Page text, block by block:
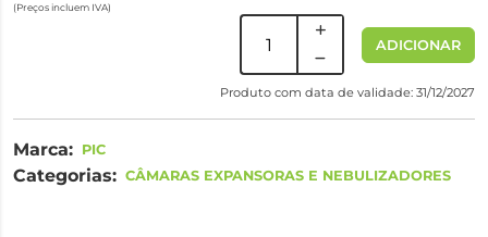
(Preços incluem IVA)
ADICIONAR
Produto com data de validade: 31/12/2027
Marca: PIC
Categorias: CÂMARAS EXPANSORAS E NEBULIZADORES